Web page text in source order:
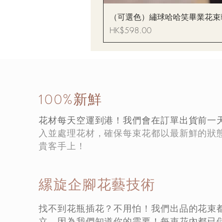
（可選色）繡球哈哈笑畢業花
價格
HK$598.00
花材每天空運到港！我們會在訂單出貨前一
入並處理花材，確保每束花都以最新鮮的狀
貴客手上！
100%新鮮
縲旋企腳花藝技術
找不到花瓶插花？不用怕！我們出品的花束